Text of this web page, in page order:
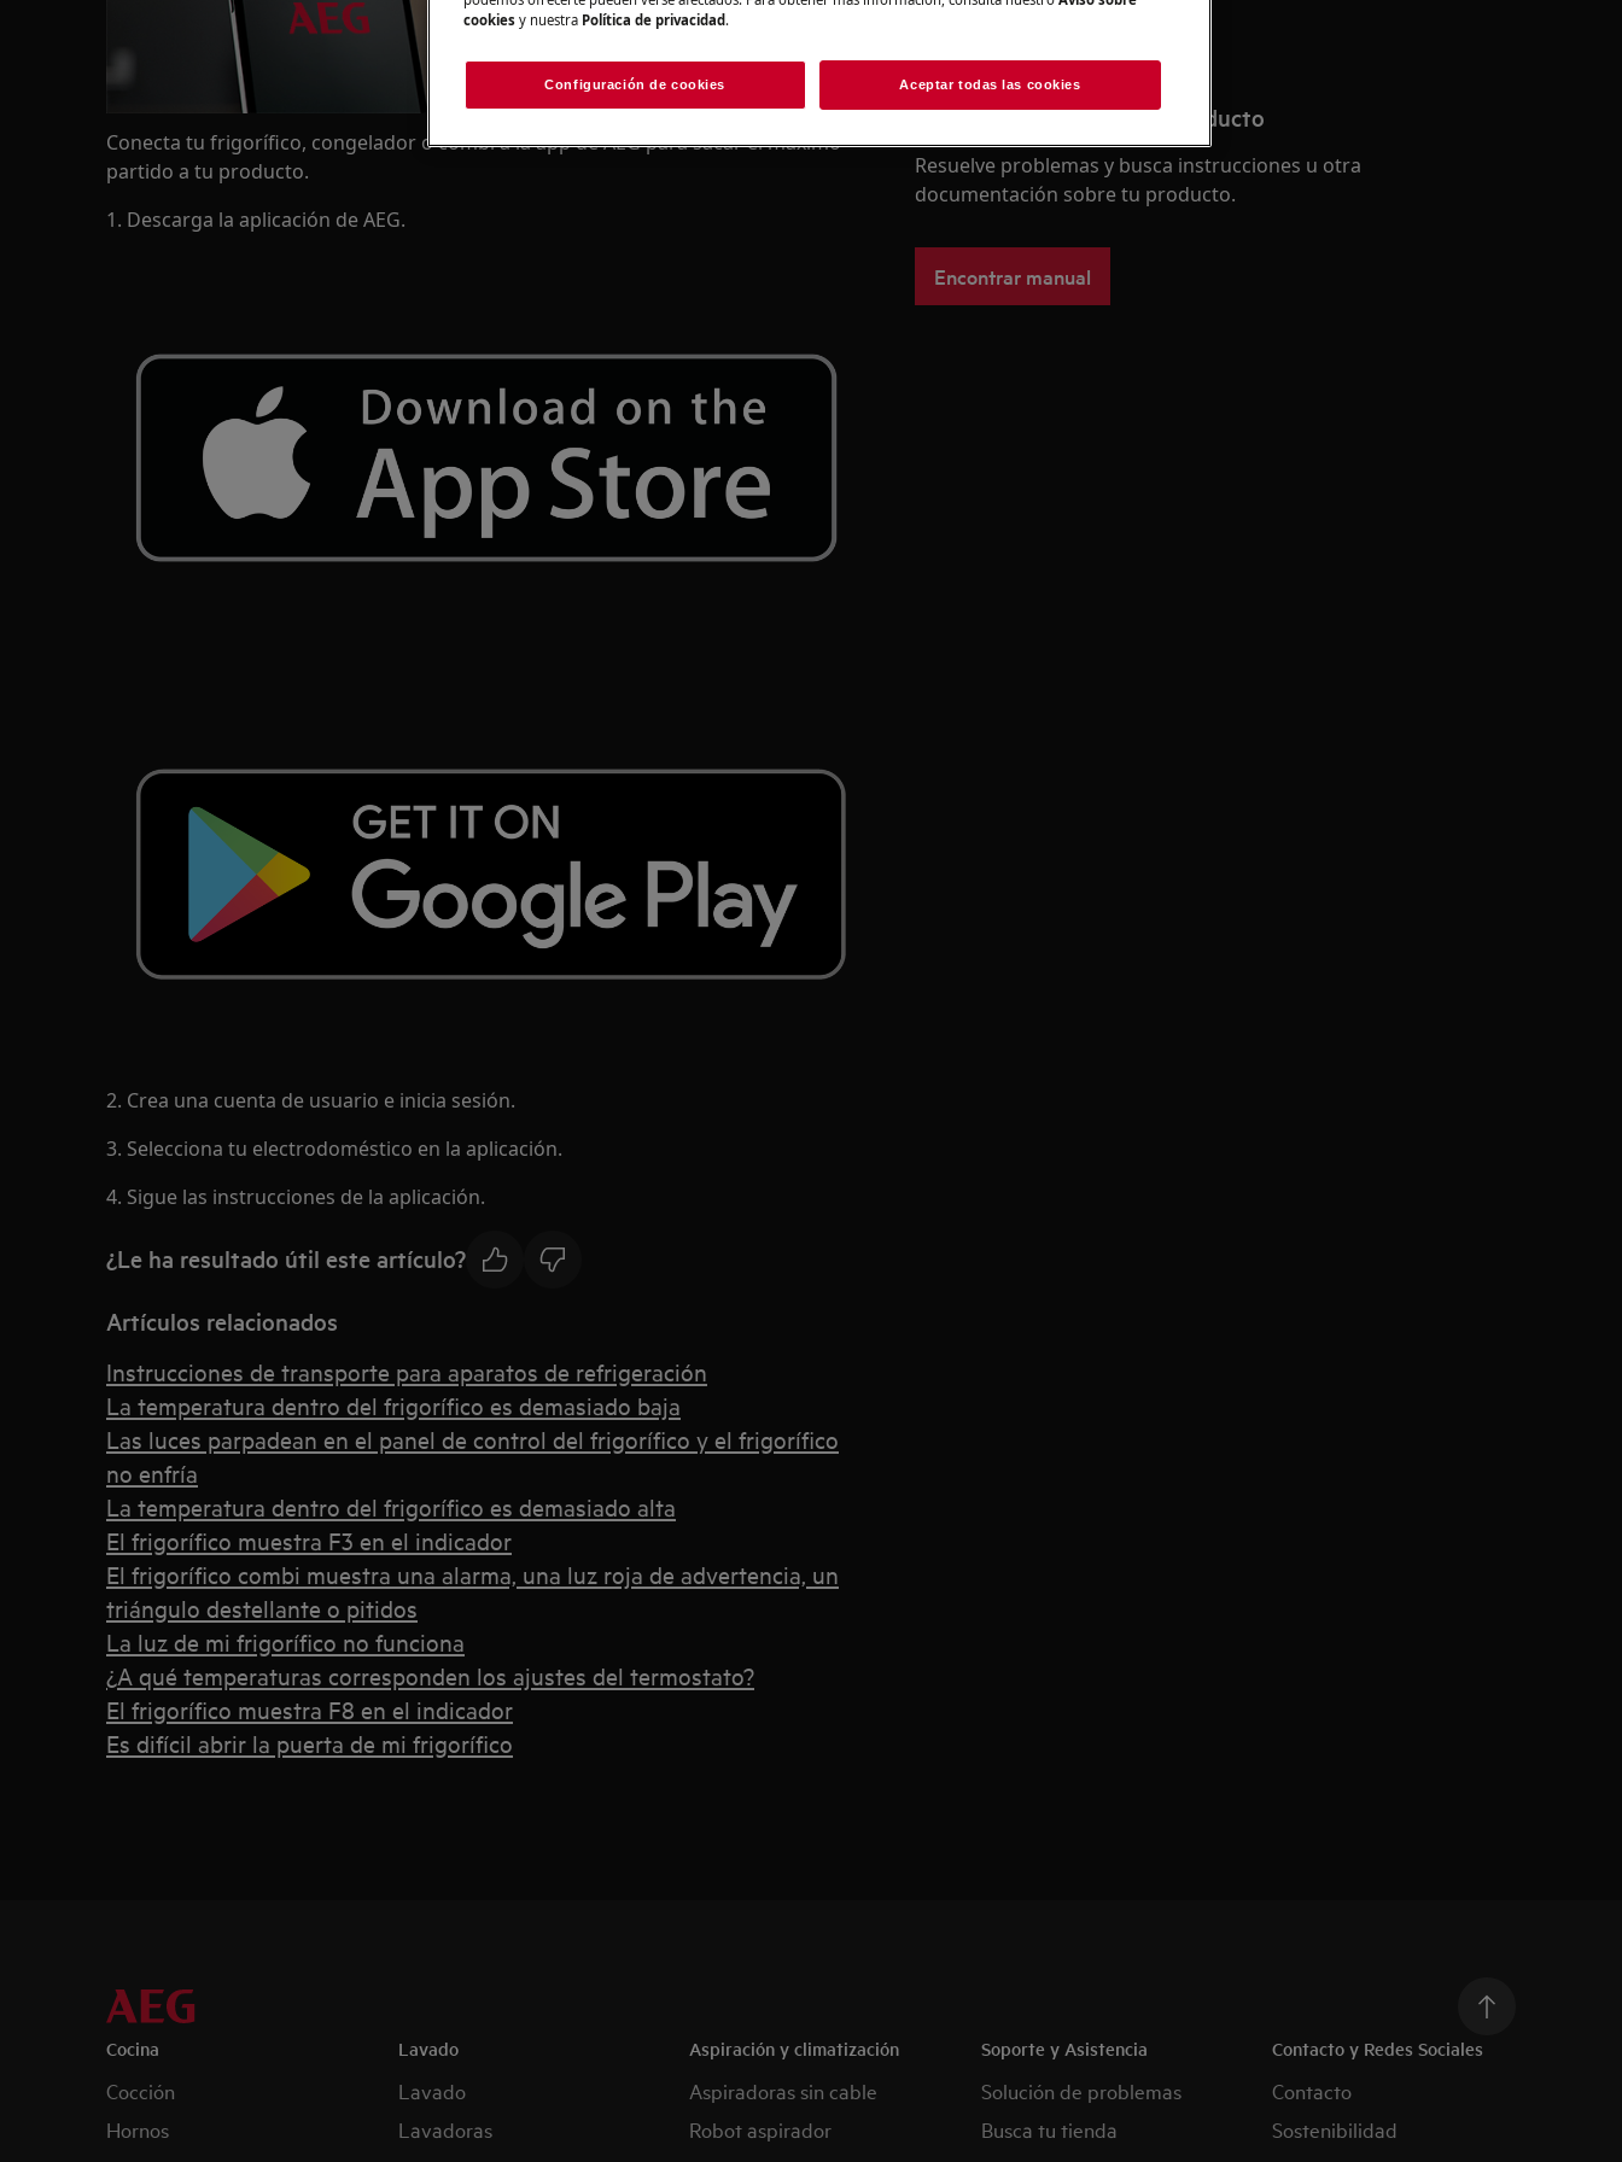
Conecta tu frigorífico, congelador o combi a la app de AEG para sacar el máximo
partido a tu producto.
1. Descarga la aplicación de AEG.
2. Crea una cuenta de usuario e inicia sesión.
3. Selecciona tu electrodoméstico en la aplicación.
4. Sigue las instrucciones de la aplicación.
¿Le ha resultado útil este artículo?
Artículos relacionados
Instrucciones de transporte para aparatos de refrigeración
La temperatura dentro del frigorífico es demasiado baja
Las luces parpadean en el panel de control del frigorífico y el frigorífico
no enfría
La temperatura dentro del frigorífico es demasiado alta
El frigorífico muestra F3 en el indicador
El frigorífico combi muestra una alarma, una luz roja de advertencia, un
triángulo destellante o pitidos
La luz de mi frigorífico no funciona
¿A qué temperaturas corresponden los ajustes del termostato?
El frigorífico muestra F8 en el indicador
Es difícil abrir la puerta de mi frigorífico
Encuentra tu manual de producto
Resuelve problemas y busca instrucciones u otra
documentación sobre tu producto.
Encontrar manual
Cocina
Cocción
Hornos
Lavado
Lavado
Lavadoras
Aspiración y climatización
Aspiradoras sin cable
Robot aspirador
Soporte y Asistencia
Solución de problemas
Busca tu tienda
Contacto y Redes Sociales
Contacto
Sostenibilidad
cookies y nuestra Política de privacidad .
Configuración de cookies Aceptar todas las cookies